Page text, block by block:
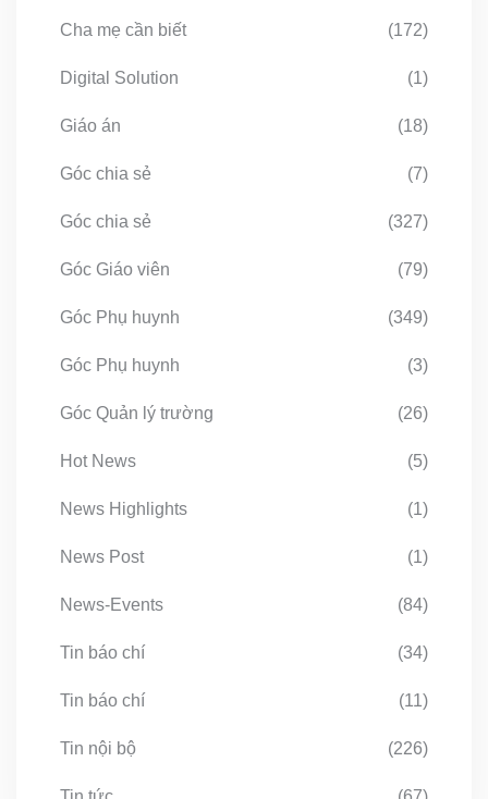
Cha mẹ cần biết (172)
Digital Solution (1)
Giáo án (18)
Góc chia sẻ (7)
Góc chia sẻ (327)
Góc Giáo viên (79)
Góc Phụ huynh (349)
Góc Phụ huynh (3)
Góc Quản lý trường (26)
Hot News (5)
News Highlights (1)
News Post (1)
News-Events (84)
Tin báo chí (34)
Tin báo chí (11)
Tin nội bộ (226)